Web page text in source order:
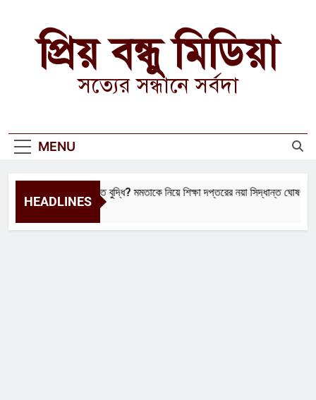
contentপ্রিয় বন্ধু মিডিয়া
সত্যের সন্ধানে সর্বদা
MENU
HEADLINES
বিনাশকালে বিপরীত বুদ্ধি? মমতাকে নিয়ে শিক্ষা দপ্তরের নয়া সিদ্ধান্ত ঘোষণা হতেই
1 Year Ago